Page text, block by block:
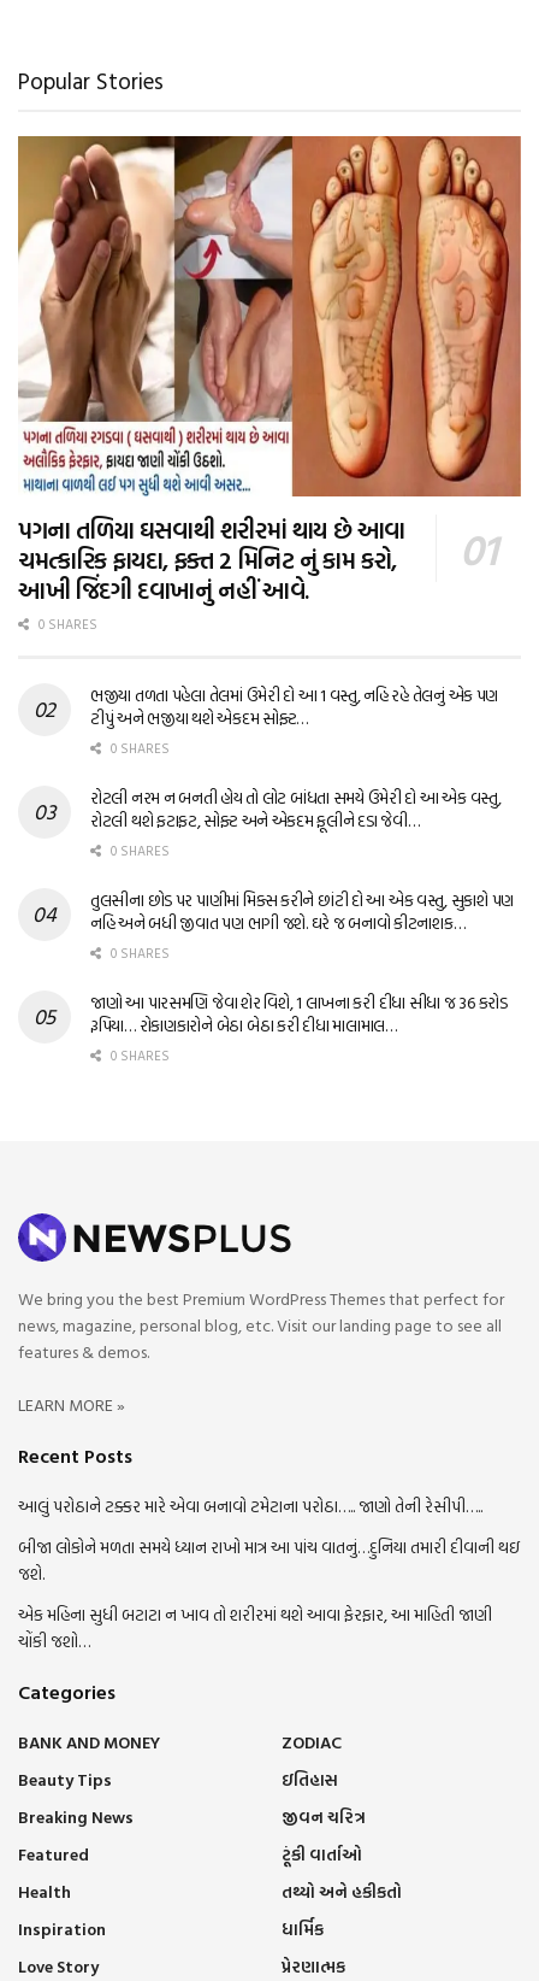
Popular Stories
પગના તળિયા ઘસવાથી શરીરમાં થાય છે આવા
ચમત્કારિક ફાયદા, ફક્ત 2 મિનિટ નું કામ કરો,
આખી જિંદગી દવાખાનું નહીં આવે.
0 SHARES
ભજીયા તળતા પહેલા તેલમાં ઉમેરી દો આ 1 વસ્તુ, નહિ રહે તેલનું એક પણ
ટીપું અને ભજીયા થશે એકદમ સોફ્ટ…
0 SHARES
રોટલી નરમ ન બનતી હોય તો લોટ બાંધતા સમયે ઉમેરી દો આ એક વસ્તુ,
રોટલી થશે ફટાફટ, સોફ્ટ અને એકદમ ફૂલીને દડા જેવી…
0 SHARES
તુલસીના છોડ પર પાણીમાં મિક્સ કરીને છાંટી દો આ એક વસ્તુ, સુકાશે પણ
નહિ અને બધી જીવાત પણ ભાગી જશે. ઘરે જ બનાવો કીટનાશક…
0 SHARES
જાણો આ પારસમણિ જેવા શેર વિશે, 1 લાખના કરી દીધા સીધા જ 36 કરોડ
રૂપિયા… રોકાણકારોને બેઠા બેઠા કરી દીધા માલામાલ…
0 SHARES
We bring you the best Premium WordPress Themes that perfect for
news, magazine, personal blog, etc. Visit our landing page to see all
features & demos.
LEARN MORE »
Recent Posts
આલું પરોઠાને ટક્કર મારે એવા બનાવો ટમેટાના પરોઠા….. જાણો તેની રેસીપી…..
બીજા લોકોને મળતા સમયે ધ્યાન રાખો માત્ર આ પાંચ વાતનું…દુનિયા તમારી દીવાની થઇ
જશે.
એક મહિના સુધી બટાટા ન ખાવ તો શરીરમાં થશે આવા ફેરફાર, આ માહિતી જાણી
ચોંકી જશો…
Categories
BANK AND MONEY
Beauty Tips
Breaking News
Featured
Health
Inspiration
Love Story
ZODIAC
ઇતિહાસ
જીવન ચરિત્ર
ટૂંકી વાર્તાઓ
તથ્યો અને હકીકતો
ધાર્મિક
પ્રેરણાત્મક